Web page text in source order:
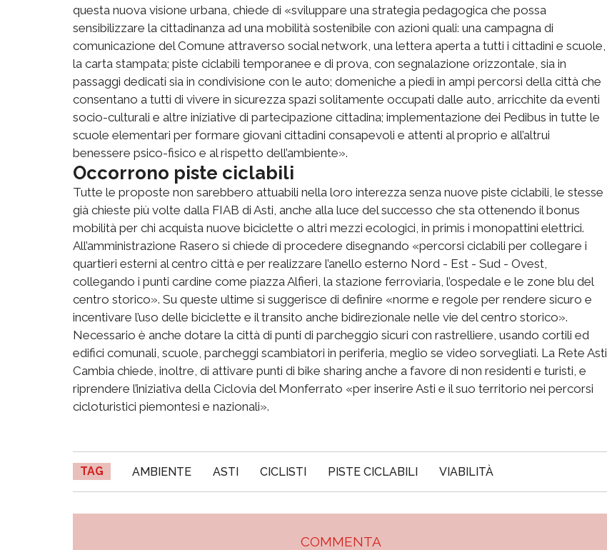
questa nuova visione urbana, chiede di «sviluppare una strategia pedagogica che possa
sensibilizzare la cittadinanza ad una mobilità sostenibile con azioni quali: una campagna di
comunicazione del Comune attraverso social network, una lettera aperta a tutti i cittadini e scuole,
la carta stampata; piste ciclabili temporanee e di prova, con segnalazione orizzontale, sia in
passaggi dedicati sia in condivisione con le auto; domeniche a piedi in ampi percorsi della città che
consentano a tutti di vivere in sicurezza spazi solitamente occupati dalle auto, arricchite da eventi
socio-culturali e altre iniziative di partecipazione cittadina; implementazione dei Pedibus in tutte le
scuole elementari per formare giovani cittadini consapevoli e attenti al proprio e all’altrui
benessere psico-fisico e al rispetto dell’ambiente».
Occorrono piste ciclabili
Tutte le proposte non sarebbero attuabili nella loro interezza senza nuove piste ciclabili, le stesse
già chieste più volte dalla FIAB di Asti, anche alla luce del successo che sta ottenendo il bonus
mobilità per chi acquista nuove biciclette o altri mezzi ecologici, in primis i monopattini elettrici.
All’amministrazione Rasero si chiede di procedere disegnando «percorsi ciclabili per collegare i
quartieri esterni al centro città e per realizzare l’anello esterno Nord - Est - Sud - Ovest,
collegando i punti cardine come piazza Alfieri, la stazione ferroviaria, l’ospedale e le zone blu del
centro storico». Su queste ultime si suggerisce di definire «norme e regole per rendere sicuro e
incentivare l’uso delle biciclette e il transito anche bidirezionale nelle vie del centro storico».
Necessario è anche dotare la città di punti di parcheggio sicuri con rastrelliere, usando cortili ed
edifici comunali, scuole, parcheggi scambiatori in periferia, meglio se video sorvegliati. La Rete Asti
Cambia chiede, inoltre, di attivare punti di bike sharing anche a favore di non residenti e turisti, e
riprendere l’iniziativa della Ciclovia del Monferrato «per inserire Asti e il suo territorio nei percorsi
cicloturistici piemontesi e nazionali».
TAG AMBIENTE ASTI CICLISTI PISTE CICLABILI VIABILITÀ
COMMENTA